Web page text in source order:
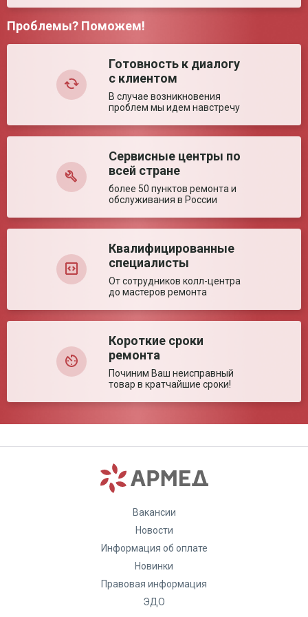
Объём дозатора
100 мкл
Количество каналов
1
дозирования
Прямое и обратное
Ключевые преимущества
Особенности
Регулируемый объём; 2 режима дозирования;
Оставить отзыв
Проблемы? Поможем!
Готовность к диалогу
с клиентом
В случае возникновения
проблем мы идем навстречу
Сервисные центры по
всей стране
более 50 пунктов ремонта и
обслуживания в России
Квалифицированные
специалисты
От сотрудников колл-центра
до мастеров ремонта
Короткие сроки
ремонта
Починим Ваш неисправный
товар в кратчайшие сроки!
Вакансии
Новости
Информация об оплате
Новинки
Правовая информация
ЭДО